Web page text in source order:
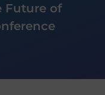
Future of